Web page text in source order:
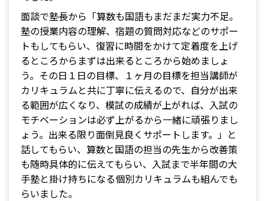
面談で塾長から「算数も国語もまだまだ実力不足。
塾の授業内容の理解、宿題の質問対応などのサポー
トもしてもらい、復習に時間をかけて定着度を上げ
るところからまずは出来るところから始めましょ
う。その日１日の目標、１ヶ月の目標を担当講師が
カリキュラムと共に丁寧に伝えるので、自分が出来
る範囲が広くなり、模試の成績が上がれば、入試の
モチベーションは必ず上がるから一緒に頑張りまし
ょう。出来る限り面倒見良くサポートします。」と
話してもらい、算数と国語の担当の先生から改善策
も随時具体的に伝えてもらい、入試まで半年間の大
手塾と掛け持ちになる個別カリキュラムも組んでも
らいました。